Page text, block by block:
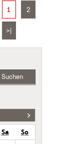
1 2
>|
Suchen
Sa
So